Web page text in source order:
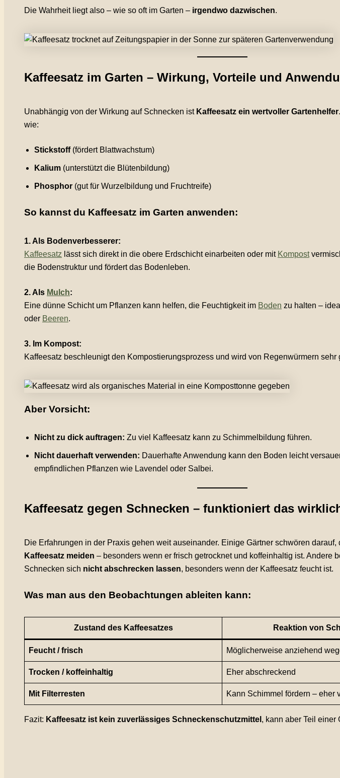
Die Wahrheit liegt also – wie so oft im Garten – irgendwo dazwischen.
Kaffeesatz im Garten – Wirkung, Vorteile und
Unabhängig von der Wirkung auf Schnecken ist Kaffeesatz ein wertvoller Gartenhelfer
wie:
Stickstoff(fördert Blattwachstum)
Kalium (unterstützt die Blütenbildung)
Phosphor (gut für Wurzelbildung und Fruchtreife)
So kannst du Kaffeesatz im Garten anwenden:
1. Als Bodenverbesserer:
Kaffeesatz lässt sich direkt in die obere Erdschicht einarbeiten oder mit Kompost
die Bodenstruktur und fördert das Bodenleben.
2. Als Mulch:
Eine dünne Schicht um Pflanzen kann helfen, die Feuchtigkeit im Boden zu halten –
oder Beeren.
3. Im Kompost:
Kaffeesatz beschleunigt den Kompostierungsprozess und wird von Regenwürmern sehr
Aber Vorsicht:
Nicht zu dick auftragen: Zu viel Kaffeesatz kann zu Schimmelbildung führen.
Nicht dauerhaft verwenden: Dauerhafte Anwendung kann den Boden leicht
empfindlichen Pflanzen wie Lavendel oder Salbei.
Kaffeesatz gegen Schnecken – funktioniert das
Die Erfahrungen in der Praxis gehen weit auseinander. Einige Gärtner schwören darauf,
Kaffeesatz meiden – besonders wenn er frisch getrocknet und koffeinhaltig ist. Andere
Schnecken sich nicht abschrecken lassen, besonders wenn der Kaffeesatz feucht ist.
Was man aus den Beobachtungen ableiten kann:
Zustand des Kaffeesatzes Reaktion von
Feucht / frisch Möglicherweise anziehend
Trocken / koffeinhaltig Eher abschreckend
Mit Filterresten Kann Schimmel fördern – eher
Fazit: Kaffeesatz ist kein zuverlässiges Schneckenschutzmittel , kann aber Teil einer